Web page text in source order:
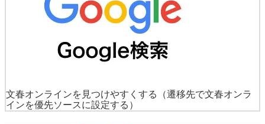
文春オンラインを見つけやすくする
（遷移先で文春オンラ
インを優先ソースに設定する）